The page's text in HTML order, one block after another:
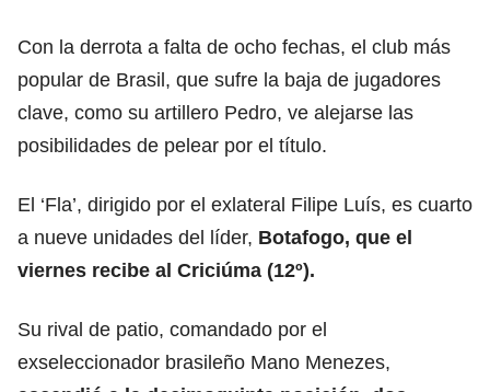
Con la derrota a falta de ocho fechas, el club más
popular de Brasil, que sufre la baja de jugadores
clave, como su artillero Pedro, ve alejarse las
posibilidades de pelear por el título.
El ‘Fla’, dirigido por el exlateral Filipe Luís, es cuarto
a nueve unidades del líder, Botafogo, que el
viernes recibe al Criciúma (12º).
Su rival de patio, comandado por el
exseleccionador brasileño Mano Menezes,